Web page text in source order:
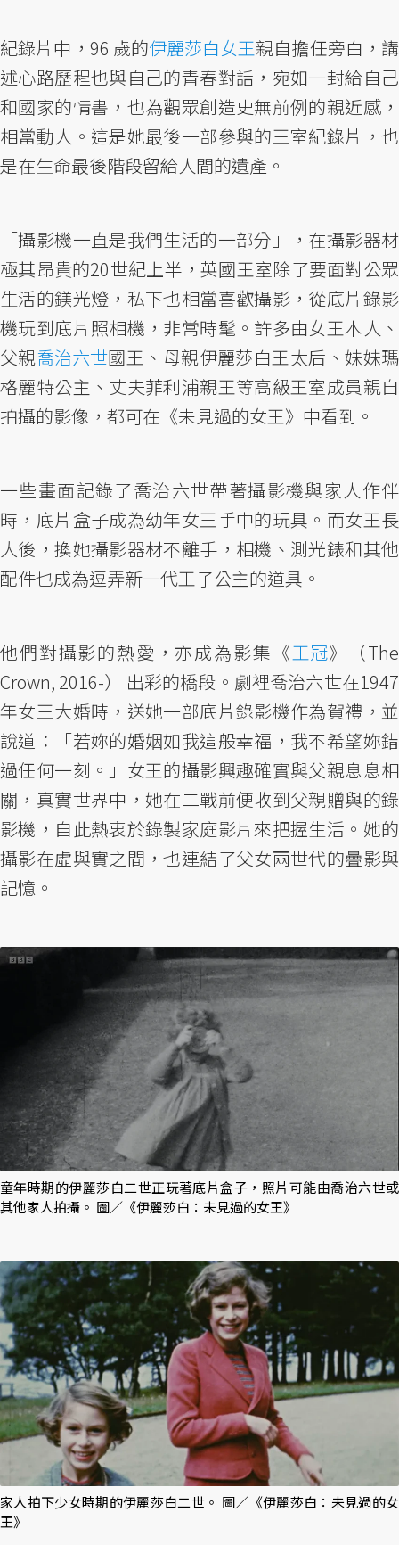
紀錄片中，96 歲的伊麗莎白女王親自擔任旁白，講
述心路歷程也與自己的青春對話，宛如一封給自己
和國家的情書，也為觀眾創造史無前例的親近感，
相當動人。這是她最後一部參與的王室紀錄片，也
是在生命最後階段留給人間的遺產。
「攝影機一直是我們生活的一部分」，在攝影器材
極其昂貴的20世紀上半，英國王室除了要面對公眾
生活的鎂光燈，私下也相當喜歡攝影，從底片錄影
機玩到底片照相機，非常時髦。許多由女王本人、
父親喬治六世國王、母親伊麗莎白王太后、妹妹瑪
格麗特公主、丈夫菲利浦親王等高級王室成員親自
拍攝的影像，都可在《未見過的女王》中看到。
一些畫面記錄了喬治六世帶著攝影機與家人作伴
時，底片盒子成為幼年女王手中的玩具。而女王長
大後，換她攝影器材不離手，相機、測光錶和其他
配件也成為逗弄新一代王子公主的道具。
他們對攝影的熱愛，亦成為影集《王冠》（The
Crown, 2016-） 出彩的橋段。劇裡喬治六世在1947
年女王大婚時，送她一部底片錄影機作為賀禮，並
說道：「若妳的婚姻如我這般幸福，我不希望妳錯
過任何一刻。」女王的攝影興趣確實與父親息息相
關，真實世界中，她在二戰前便收到父親贈與的錄
影機，自此熱衷於錄製家庭影片來把握生活。她的
攝影在虛與實之間，也連結了父女兩世代的疊影與
記憶。
童年時期的伊麗莎白二世正玩著底片盒子，照片可能由喬治六世或
其他家人拍攝。 圖／《伊麗莎白：未見過的女王》
家人拍下少女時期的伊麗莎白二世。 圖／《伊麗莎白：未見過的女
王》